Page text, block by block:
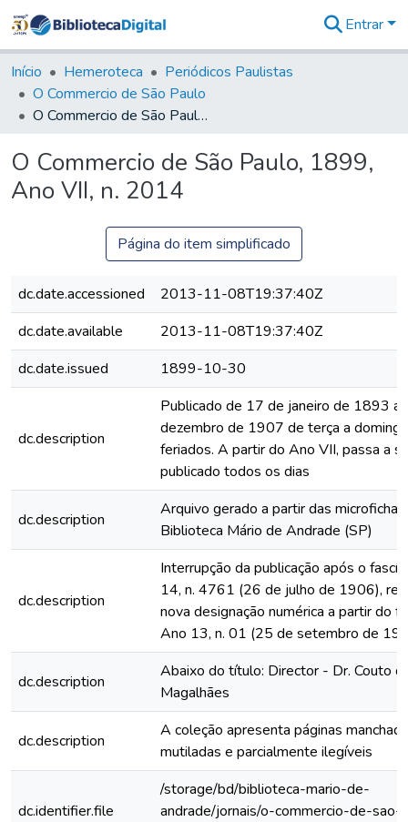
&
Coleções
Tudo na
Biblioteca
Estatísticas
Entrar
Início Hemeroteca
Periódicos Paulistas
O Commercio de São Paulo
O Commercio de São Paulo, 1899, Ano VII, n. 2014
O Commercio de São Paulo, 1899,
Ano VII, n. 2014
Página do item simplificado
dc.date.accessioned
2013-11-08T19:37:40Z
dc.date.available
2013-11-08T19:37:40Z
dc.date.issued
1899-10-30
dc.description
Publicado de 17 de janeiro de 1893 a
dezembro de 1907 de terça a
feriados. A partir do Ano VII, passa a
publicado todos os dias
dc.description
Arquivo gerado a partir das
Biblioteca Mário de Andrade (SP)
dc.description
Interrupção da publicação após o
14, n. 4761 (26 de julho de 1906),
nova designação numérica a partir do
Ano 13, n. 01 (25 de setembro de
dc.description
Abaixo do título: Director - Dr. Couto
Magalhães
dc.description
A coleção apresenta páginas
mutiladas e parcialmente ilegíveis
dc.identifier.file
/storage/bd/biblioteca-mario-de-
andrade/jornais/o-commercio-de-sao-